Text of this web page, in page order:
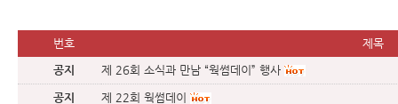
번호
제목
공지
제 26회 소식과 만남 “웍썸데이” 행사
공지 제 22회 웍썸데이